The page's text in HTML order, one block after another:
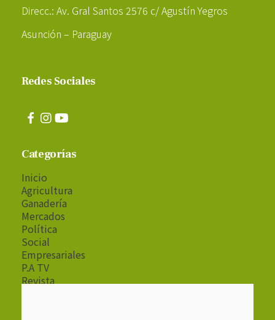
Direcc.: Av. Gral Santos 2576 c/ Agustín Yegros
Asunción – Paraguay
Redes Sociales
Categorías
Inicio
Agricultura
Ganadería
Mercados
Política
Social
Empresariales
P.A TV
Revista